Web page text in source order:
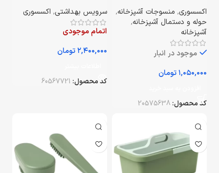
اکسسوری, منسوجات آشپزخانه,
حوله و دستمال آشپزخانه,
آشپزخانه
موجود در انبار
تومان
کد محصول: 20575638
سرویس بهداشتی, اکسسوری
اتمام موجودی
تومان
کد محصول: 60567721